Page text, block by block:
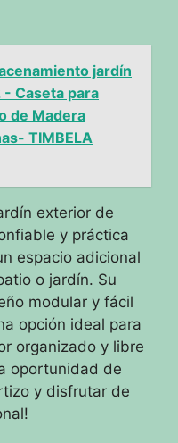
jardín
Caseta para
de Madera
TIMBELA
exterior de
y práctica
espacio adicional
o jardín. Su
modular y fácil
opción ideal para
organizado y libre
oportunidad de
y disfrutar de